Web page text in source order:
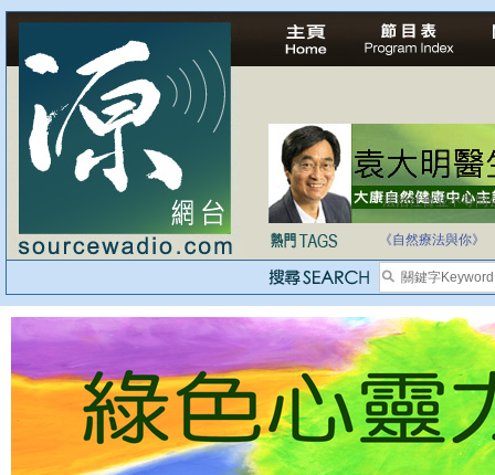
法治社會並不等同
自家教育合法化-
《自然療法與你》